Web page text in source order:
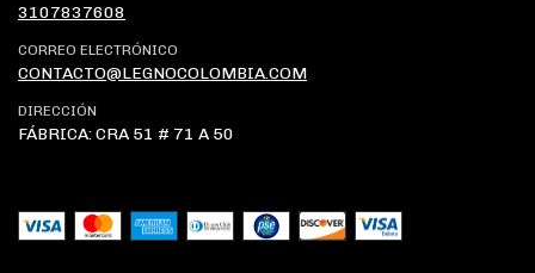
3107837608
CORREO ELECTRÓNICO
CONTACTO@LEGNOCOLOMBIA.COM
DIRECCIÓN
FÁBRICA: CRA 51 # 71 A 50